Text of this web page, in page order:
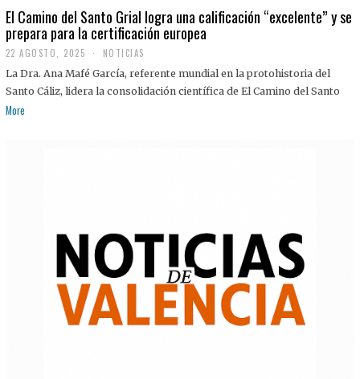
El Camino del Santo Grial logra una calificación “excelente” y se
prepara para la certificación europea
22 AGOSTO, 2025
2
A
G
NOTICIAS
La Dra. Ana Mafé García, referente mundial en la protohistoria del
Santo Cáliz, lidera la consolidación científica de El Camino del Santo
More